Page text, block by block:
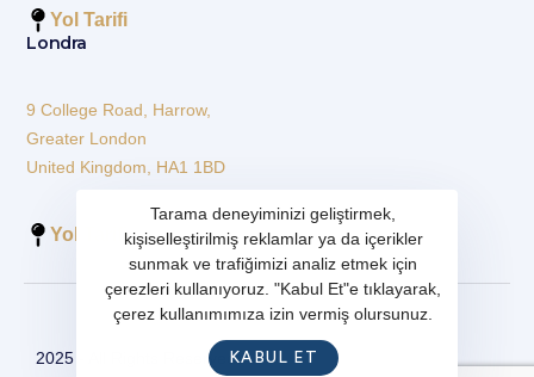
Yol Tarifi
Londra
9 College Road, Harrow,
Greater London
United Kingdom, HA1 1BD
Yol Tarifi
2025 - All Rights Reserved
Tarama deneyiminizi geliştirmek,
kişiselleştirilmiş reklamlar ya da içerikler
sunmak ve trafiğimizi analiz etmek için
çerezleri kullanıyoruz. "Kabul Et"e tıklayarak,
çerez kullanımımıza izin vermiş olursunuz.
KABUL ET